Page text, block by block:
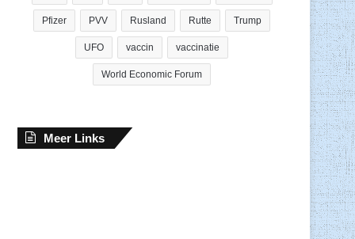
Pfizer PVV Rusland Rutte Trump
UFO vaccin vaccinatie
World Economic Forum
Meer Links